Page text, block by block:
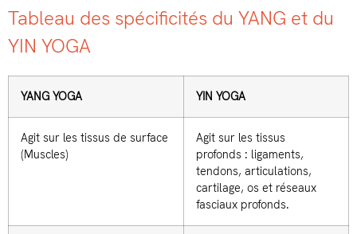
Tableau des spécificités du YANG et du
YIN YOGA
YANG YOGA YIN YOGA
Agit sur les tissus de surface
(Muscles)
Agit sur les tissus
profonds : ligaments,
tendons, articulations,
cartilage, os et réseaux
fasciaux profonds.